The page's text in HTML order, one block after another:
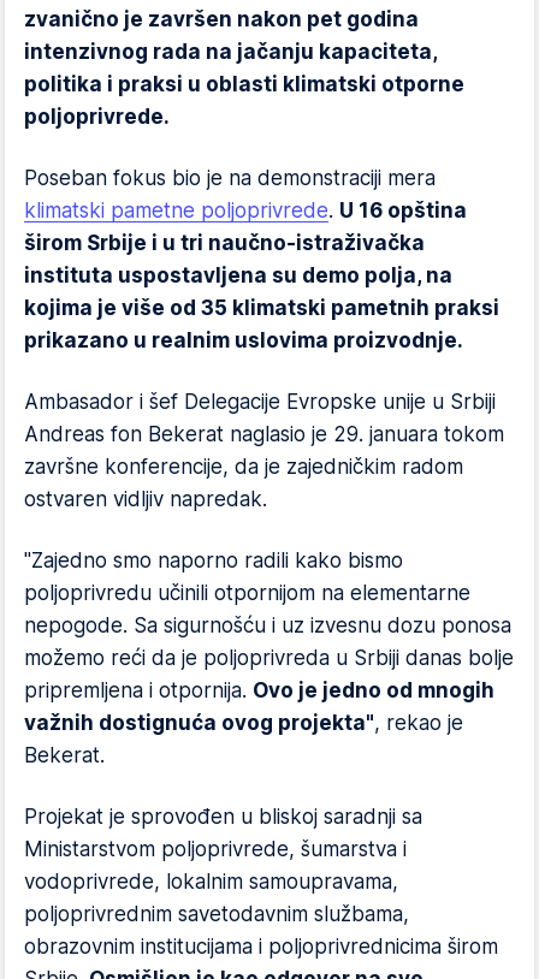
zvanično je završen nakon pet godina
intenzivnog rada na jačanju kapaciteta,
politika i praksi u oblasti klimatski otporne
poljoprivrede.
Poseban fokus bio je na demonstraciji mera
klimatski pametne poljoprivrede. U 16 opština
širom Srbije i u tri naučno-istraživačka
instituta uspostavljena su demo polja, na
kojima je više od 35 klimatski pametnih praksi
prikazano u realnim uslovima proizvodnje.
Ambasador i šef Delegacije Evropske unije u Srbiji
Andreas fon Bekerat naglasio je 29. januara tokom
završne konferencije, da je zajedničkim radom
ostvaren vidljiv napredak.
"Zajedno smo naporno radili kako bismo
poljoprivredu učinili otpornijom na elementarne
nepogode. Sa sigurnošću i uz izvesnu dozu ponosa
možemo reći da je poljoprivreda u Srbiji danas bolje
pripremljena i otpornija. Ovo je jedno od mnogih
važnih dostignuća ovog projekta", rekao je
Bekerat.
Projekat je sprovođen u bliskoj saradnji sa
Ministarstvom poljoprivrede, šumarstva i
vodoprivrede, lokalnim samoupravama,
poljoprivrednim savetodavnim službama,
obrazovnim institucijama i poljoprivrednicima širom